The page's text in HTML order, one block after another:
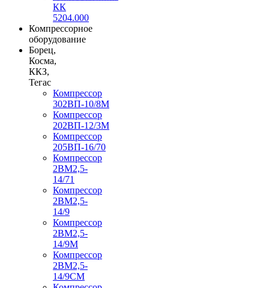
КК
5204.000
Компрессорное
оборудование
Борец,
Косма,
ККЗ,
Тегас
Компрессор
302ВП-10/8М
Компрессор
202ВП-12/3М
Компрессор
205ВП-16/70
Компрессор
2ВМ2,5-
14/71
Компрессор
2ВМ2,5-
14/9
Компрессор
2ВМ2,5-
14/9М
Компрессор
2ВМ2,5-
14/9СМ